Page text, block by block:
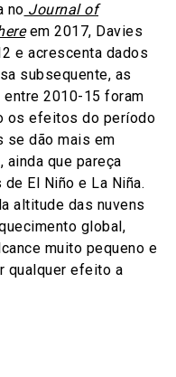
no Journal of
em 2017, Davies
e acrescenta dados
subsequente, as
2010-15 foram
os efeitos do período
se dão mais em
ainda que pareça
El Niño e La Niña.
altitude das nuvens
global,
muito pequeno e
qualquer efeito a